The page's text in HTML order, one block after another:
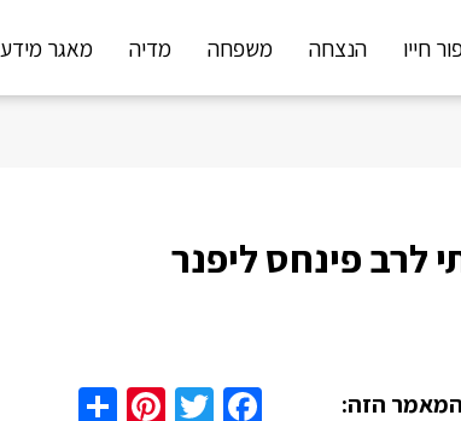
חייו הנצחה משפחה מדיה מאגר מידע
לרב פינחס ליפנר
הזה: Facebook
Twitter
Pinterest